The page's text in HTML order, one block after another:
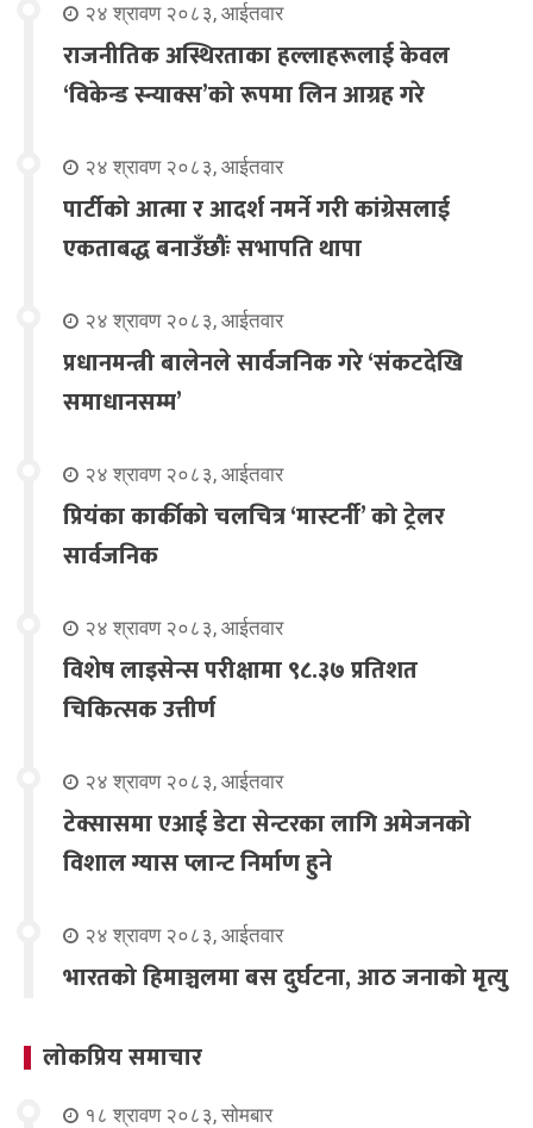
२४ श्रावण २०८३, आईतवार
राजनीतिक अस्थिरताका हल्लाहरूलाई केवल
‘विकेन्ड स्न्याक्स’को रूपमा लिन आग्रह गरे
२४ श्रावण २०८३, आईतवार
पार्टीको आत्मा र आदर्श नमर्ने गरी कांग्रेसलाई
एकताबद्ध बनाउँछौंः सभापति थापा
२४ श्रावण २०८३, आईतवार
प्रधानमन्त्री बालेनले सार्वजनिक गरे ‘संकटदेखि
समाधानसम्म’
२४ श्रावण २०८३, आईतवार
प्रियंका कार्कीको चलचित्र ‘मास्टर्नी’ को ट्रेलर
सार्वजनिक
२४ श्रावण २०८३, आईतवार
विशेष लाइसेन्स परीक्षामा ९८.३७ प्रतिशत
चिकित्सक उत्तीर्ण
२४ श्रावण २०८३, आईतवार
टेक्सासमा एआई डेटा सेन्टरका लागि अमेजनको
विशाल ग्यास प्लान्ट निर्माण हुने
२४ श्रावण २०८३, आईतवार
भारतको हिमाञ्चलमा बस दुर्घटना, आठ जनाको मृत्यु
लोकप्रिय समाचार
१८ श्रावण २०८३, सोमबार